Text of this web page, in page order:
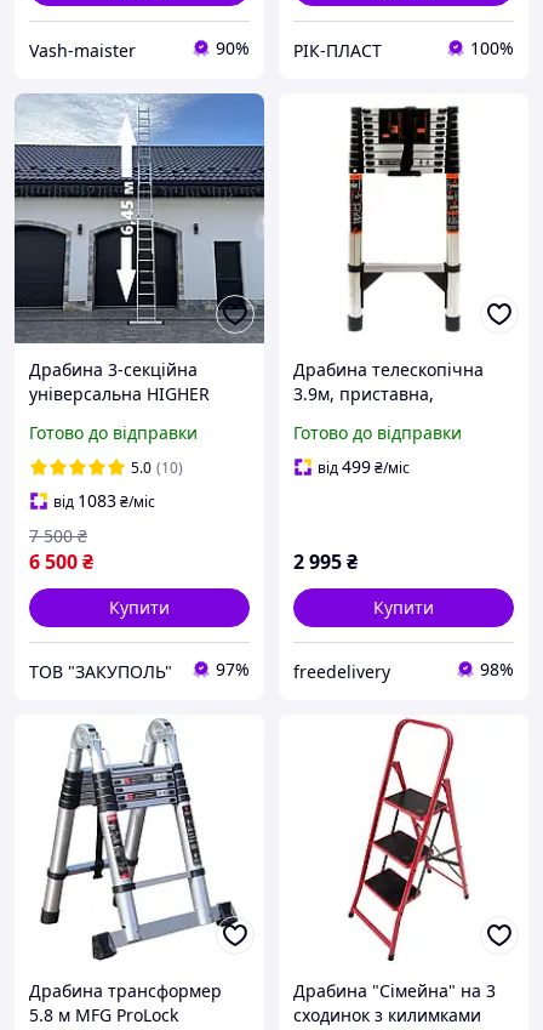
Vash-maister 90% РІК-ПЛАСТ 100%
Драбина 3-секційна
універсальна HIGHER
Готово до відправки
5.0 (10)
від 1083₴/міс
6 500₴
7 500 ₴
Купити
ТОВ "ЗАКУПОЛЬ" 97%
Драбина телескопічна
3.9м, приставна,
Готово до відправки
від499₴/міс
2 995₴
Купити
freedelivery 98%
Драбина трансформер
5.8 м MFG ProLock
Драбина "Сімейна" на 3
сходинок з килимками